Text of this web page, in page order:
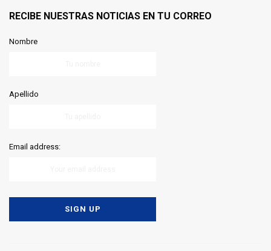
RECIBE NUESTRAS NOTICIAS EN TU CORREO
Nombre
Apellido
Email address: